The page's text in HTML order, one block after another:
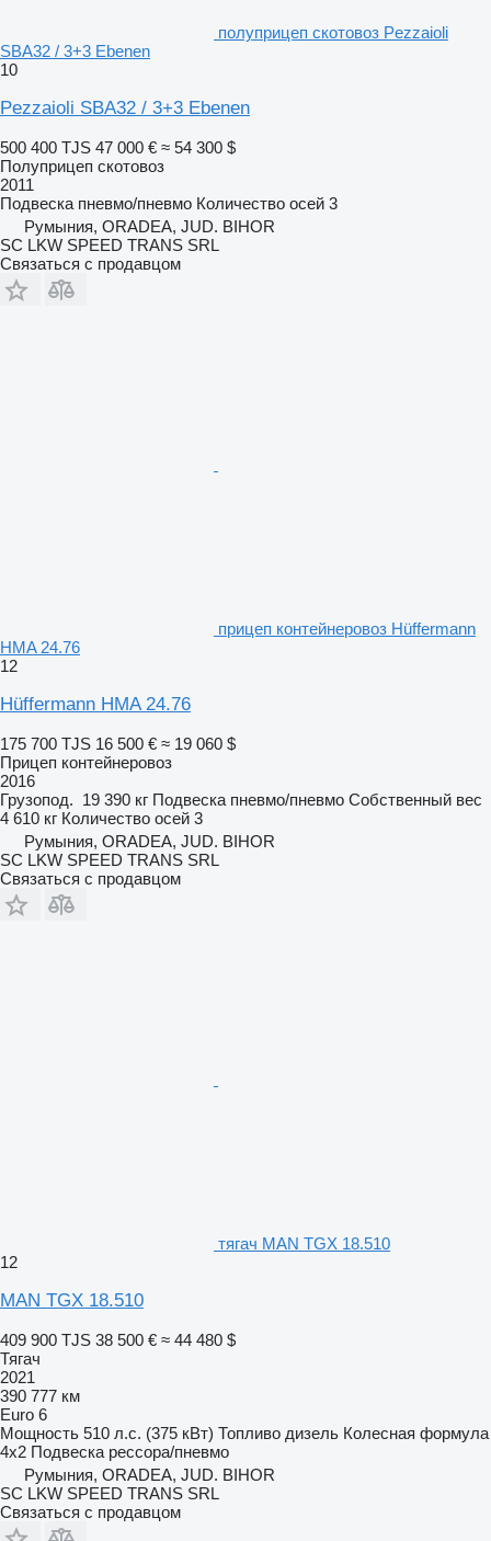
полуприцеп скотовоз Pezzaioli
SBA32 / 3+3 Ebenen
10
Pezzaioli SBA32 / 3+3 Ebenen
500 400 TJS 47 000 € ≈ 54 300 $
Полуприцеп скотовоз
2011
Подвеска пневмо/пневмо Количество осей 3
Румыния, ORADEA, JUD. BIHOR
SC LKW SPEED TRANS SRL
Связаться с продавцом
прицеп контейнеровоз Hüffermann
HMA 24.76
12
Hüffermann HMA 24.76
175 700 TJS 16 500 € ≈ 19 060 $
Прицеп контейнеровоз
2016
Грузопод. 19 390 кг Подвеска пневмо/пневмо Собственный вес
4 610 кг Количество осей 3
Румыния, ORADEA, JUD. BIHOR
SC LKW SPEED TRANS SRL
Связаться с продавцом
тягач MAN TGX 18.510
12
MAN TGX 18.510
409 900 TJS 38 500 € ≈ 44 480 $
Тягач
2021
390 777 км
Euro 6
Мощность 510 л.с. (375 кВт) Топливо дизель Колесная формула
4x2 Подвеска рессора/пневмо
Румыния, ORADEA, JUD. BIHOR
SC LKW SPEED TRANS SRL
Связаться с продавцом